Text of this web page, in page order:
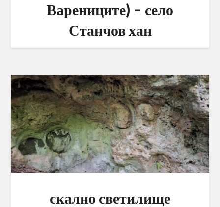
Варениците) – село
Станчов хан
скално светилище